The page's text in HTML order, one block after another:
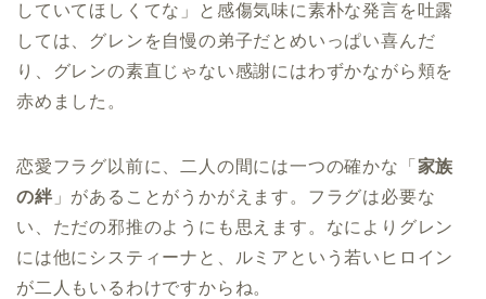
していてほしくてな」と感傷気味に素朴な発言を吐露
しては、グレンを自慢の弟子だとめいっぱい喜んだ
り、グレンの素直じゃない感謝にはわずかながら頬を
赤めました。
恋愛フラグ以前に、二人の間には一つの確かな「 家族
の絆 」があることがうかがえます。フラグは必要な
い、ただの邪推のようにも思えます。なによりグレン
には他にシスティーナと、ルミアという若いヒロイン
が二人もいるわけですからね。